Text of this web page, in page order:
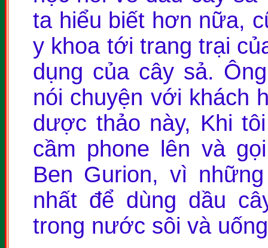
ta hiểu biết hơn nữa,
y khoa tới trang trại
dụng của cây sả.
nói chuyện với khách
dược thảo này, Khi
cầm phone lên và
Ben Gurion, vì
nhất để dùng dầu
trong nước sôi và